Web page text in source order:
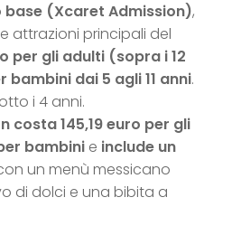
(Xcaret Admission),
attrazioni principali del
per gli adulti (sopra i 12
bambini dai 5 agli 11 anni.
i 4 anni.
costa 145,19 euro per gli
bambini e include un
un menù messicano
di dolci e una bibita a